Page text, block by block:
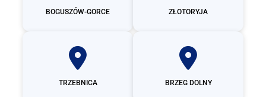
BOGUSZÓW-GORCE ZŁOTORYJA
TRZEBNICA BRZEG DOLNY